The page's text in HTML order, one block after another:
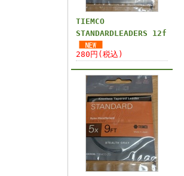
TIEMCO
STANDARDLEADERS 12f
280円(税込)